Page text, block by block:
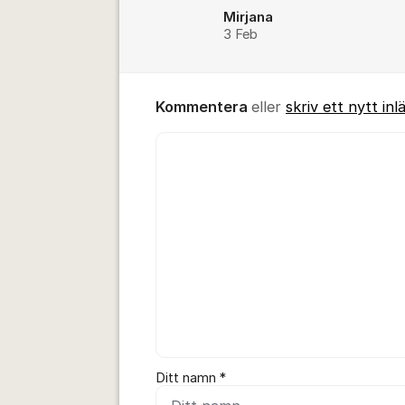
Mirjana
3 Feb
Kommentera eller skriv ett nytt
Ditt namn *